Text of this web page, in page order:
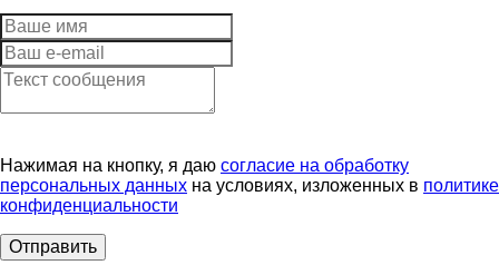
Нажимая на кнопку, я даю согласие на обработку
персональных данных на условиях, изложенных в политике
конфиденциальности